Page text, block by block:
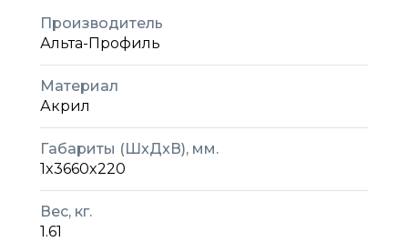
Производитель
Альта-Профиль
Материал
Акрил
Габариты (ШxДxВ), мм.
1x3660x220
Вес, кг.
1.61